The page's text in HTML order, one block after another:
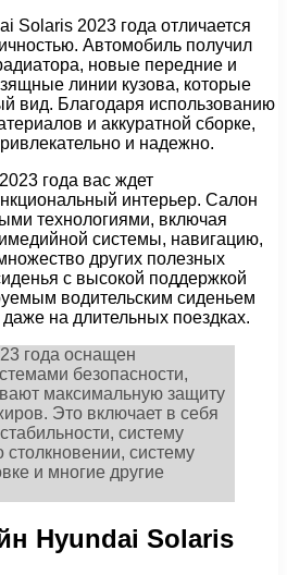
Solaris 2023 года отличается
Автомобиль получил
новые передние и
линии кузова, которые
вид. Благодаря использованию
и аккуратной сборке,
и надежно.
года вас ждет
интерьер. Салон
технологиями, включая
системы, навигацию,
других полезных
с высокой поддержкой
водительским сиденьем
на длительных поездках.
года оснащен
безопасности,
максимальную защиту
Это включает в себя
систему
систему
и многие другие
Hyundai Solaris